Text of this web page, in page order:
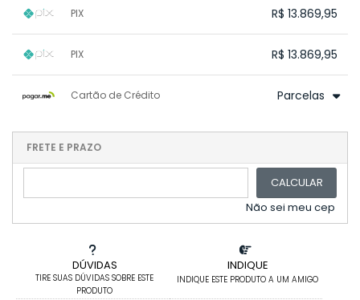
DÚVIDAS
TIRE SUAS DÚVIDAS SOBRE ESTE
PRODUTO
INDIQUE
INDIQUE ESTE PRODUTO A UM AMIGO
PIX R$ 13.869,95
PIX R$ 13.869,95
.
Cartão de Crédito Parcelas
2x sem juros de R$ 7.299,98
3x sem juros de R$ 4.866,65
5x sem juros de R$ 2.919,99
.
.
FRETE E PRAZO
CALCULAR
Não sei meu cep